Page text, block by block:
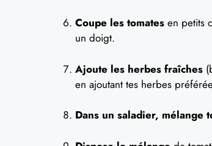
Coupe les tomates en petits
un doigt.
Ajoute les herbes fraîches
en ajoutant tes herbes
Dans un saladier, mélange